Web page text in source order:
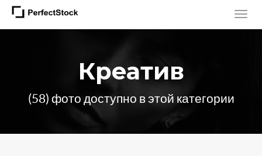
Креатив
(58) фото доступно в этой категории